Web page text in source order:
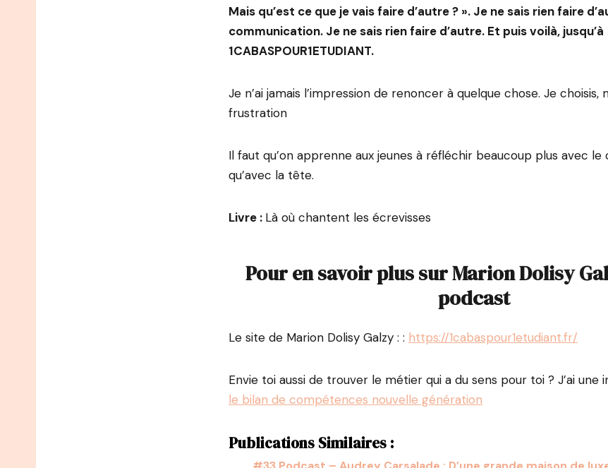
Mais qu’est ce que je vais faire d’autre ? ». Je ne sais rien faire
communication. Je ne sais rien faire d’autre. Et puis voilà, jusqu’à
1CABASPOUR1ETUDIANT.
Je n’ai jamais l’impression de renoncer à quelque chose. Je choisis,
frustration
Il faut qu’on apprenne aux jeunes à réfléchir beaucoup plus avec
qu’avec la tête.
Livre : Là où chantent les écrevisses
Pour en savoir plus sur Marion Dolisy
podcast
Le site de Marion Dolisy Galzy : : https://1cabaspour1etudiant.fr/
Envie toi aussi de trouver le métier qui a du sens pour toi ? J’ai une
le bilan de compétences nouvelle génération
Publications Similaires :